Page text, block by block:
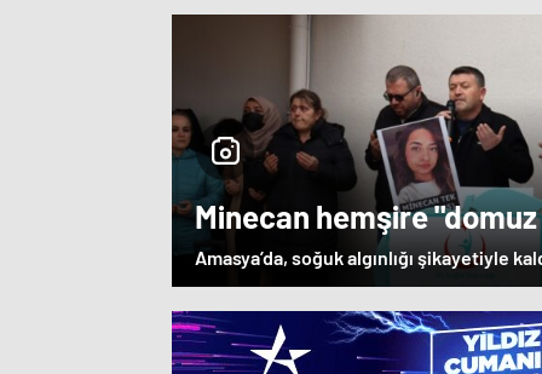
Minecan hemşire
hayatını kaybetti –
Haberleri
Amasya’da, soğuk algınlığı şikayetiyle
gören hemşire Minecan Tek (32)
Tek’in cenazesi, düzenlenen törenle